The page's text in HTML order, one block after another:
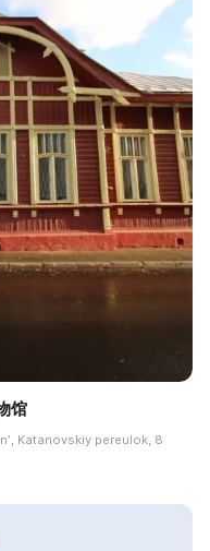
馆
Katanovskiy pereulok, 8